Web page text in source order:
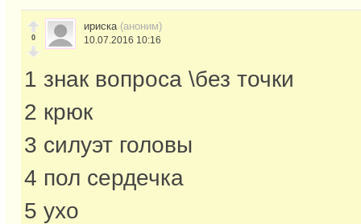
0
ириска (аноним)
10.07.2016 10:16
1 знак вопроса \без точки
2 крюк
3 силуэт головы
4 пол сердечка
5 ухо